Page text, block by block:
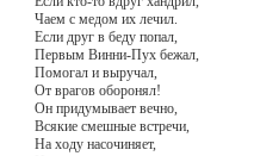
Чаем с медом их лечил.
Если друг в беду попал,
Первым Винни-Пух бежал,
Помогал и выручал,
От врагов оборонял!
Он придумывает вечно,
Всякие смешные встречи,
На ходу насочиняет,